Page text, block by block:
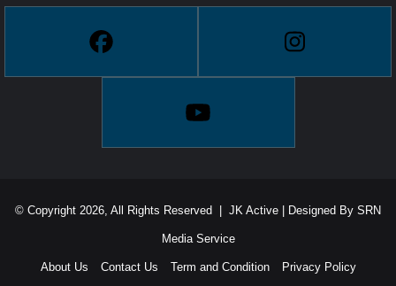
© Copyright 2026, All Rights Reserved | JK Active | Designed By SRN
Media Service
About Us Contact Us Term and Condition Privacy Policy